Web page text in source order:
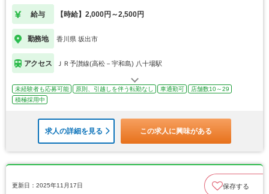
給与 【時給】2,000円～2,500円
勤務地 香川県 坂出市
アクセス ＪＲ予讃線(高松－宇和島) 八十場駅
未経験者も応募可能 原則、引越しを伴う転勤なし 車通勤可
店舗数10～29
積極採用中
求人の詳細を見る この求人に興味がある
更新日：2025年11月17日 保存する